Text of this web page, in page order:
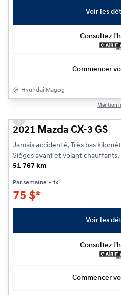
Voir les
Consultez
Commencer
Hyundai Magog
Mention
Previous slide
2021 Mazda CX-3 GS
Jamais accidenté, Très bas
Sièges avant et volant chauffants,
51 767 km
Par semaine + tx
75 $*
Voir les
Consultez
Commencer